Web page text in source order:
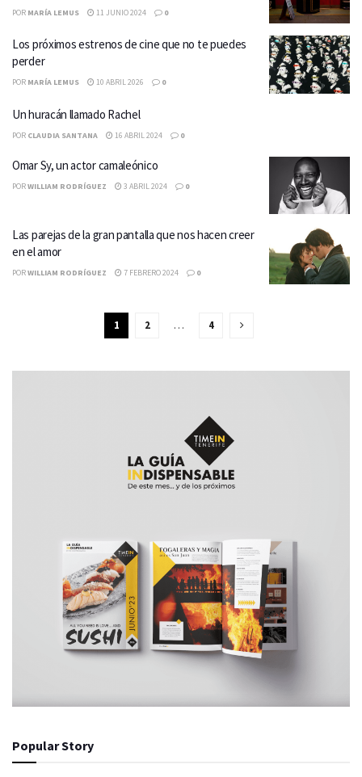
POR MARÍA LEMUS 11 JUNIO 2024 0
Los próximos estrenos de cine que no te puedes
perder
POR MARÍA LEMUS 10 ABRIL 2026 0
Un huracán llamado Rachel
POR CLAUDIA SANTANA 16 ABRIL 2024 0
Omar Sy, un actor camaleónico
PORWILLIAM RODRÍGUEZ 3 ABRIL 2024 0
Las parejas de la gran pantalla que nos hacen creer
en el amor
PORWILLIAM RODRÍGUEZ 7 FEBRERO 2024 0
1 2 … 4
Popular Story